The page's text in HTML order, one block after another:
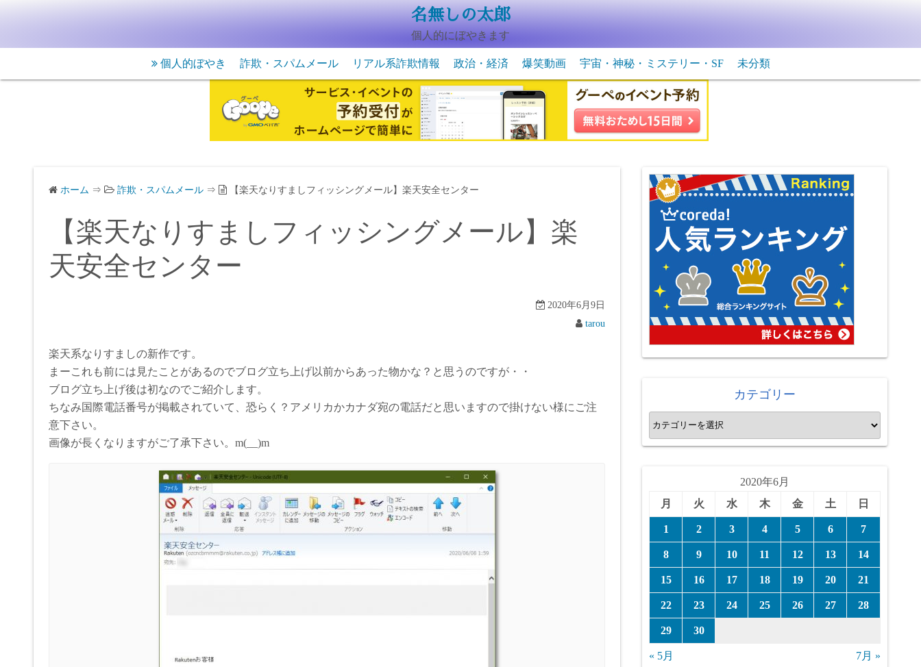
名無しの太郎
個人的にぼやきます
個人的ぼやき 詐欺・スパムメール リアル系詐欺情報 政治・経済 爆笑動画
動物系の爆笑動画
宇宙・神秘・ミステリー・SF
未確認生物・飛行物体
宇宙・ＳＦ
未分類
ホーム ⇒ 詐欺・スパムメール ⇒ 【楽天なりすましフィッシングメール】楽天安全センター
【楽天なりすましフィッシングメール】楽
天安全センター
2020年6月9日
tarou
楽天系なりすましの新作です。
まーこれも前には見たことがあるのでブログ立ち上げ以前からあった物かな？と思うのですが・・
ブログ立ち上げ後は初なのでご紹介します。
ちなみ国際電話番号が掲載されていて、恐らく？アメリカかカナダ宛の電話だと思いますので掛けない様にご注
意下さい。
画像が長くなりますがご了承下さい。m(__)m
カテゴリー
カ
テ
2020年6月
月
火 水 木 金 土 日
1 2 3 4 5 6 7
8 9 10 11 12 13 14
15 16 17 18 19 20 21
22 23 24 25 26 27 28
29 30
« 5月 7月 »